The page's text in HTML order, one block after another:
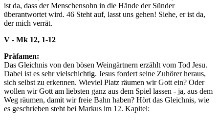
ist da, dass der Menschensohn in die Hände der Sünder
überantwortet wird. 46 Steht auf, lasst uns gehen! Siehe, er ist da,
der mich verrät.
V - Mk 12, 1-12
Präfamen:
Das Gleichnis von den bösen Weingärtnern erzählt vom Tod Jesu.
Dabei ist es sehr vielschichtig. Jesus fordert seine Zuhörer heraus,
sich selbst zu erkennen. Wieviel Platz räumen wir Gott ein? Oder
wollen wir Gott am liebsten ganz aus dem Spiel lassen - ja, aus dem
Weg räumen, damit wir freie Bahn haben? Hört das Gleichnis, wie
es geschrieben steht bei Markus im 12. Kapitel: